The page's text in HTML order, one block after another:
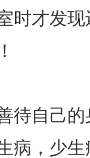
时才发
待自己
病，少